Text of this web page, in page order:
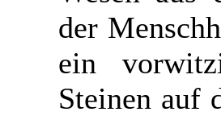
der
ein
Steinen auf